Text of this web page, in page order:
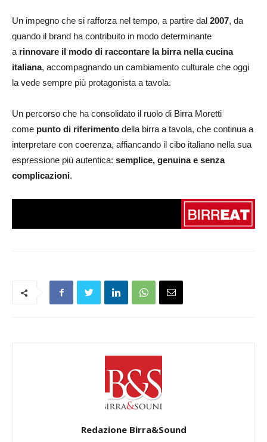
Un impegno che si rafforza nel tempo, a partire dal 2007, da
quando il brand ha contribuito in modo determinante
a rinnovare il modo di raccontare la birra nella cucina
italiana, accompagnando un cambiamento culturale che oggi
la vede sempre più protagonista a tavola.
Un percorso che ha consolidato il ruolo di Birra Moretti
come punto di riferimento della birra a tavola, che continua a
interpretare con coerenza, affiancando il cibo italiano nella sua
espressione più autentica: semplice, genuina e senza
complicazioni.
Redazione Birra&Sound